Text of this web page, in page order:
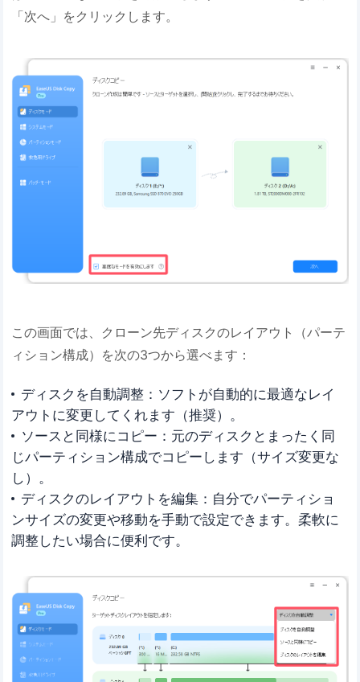
「次へ」をクリックします。
この画面では、クローン先ディスクのレイアウト（パーテ
ィション構成）を次の3つから選べます：
ディスクを自動調整：ソフトが自動的に最適なレイ
アウトに変更してくれます（推奨）。
ソースと同様にコピー：元のディスクとまったく同
じパーティション構成でコピーします（サイズ変更な
し）。
ディスクのレイアウトを編集：自分でパーティショ
ンサイズの変更や移動を手動で設定できます。柔軟に
調整したい場合に便利です。